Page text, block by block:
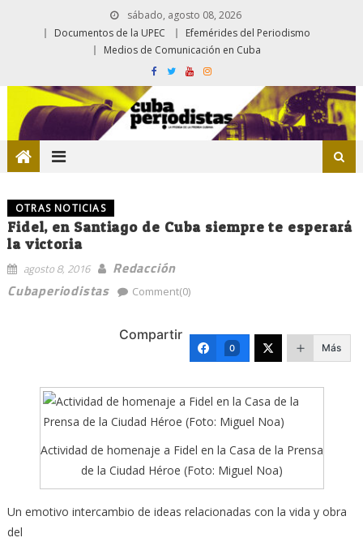
sábado, agosto 08, 2026
Documentos de la UPEC
Efemérides del Periodismo
Medios de Comunicación en Cuba
OTRAS NOTICIAS
Fidel, en Santiago de Cuba siempre te esperará
la victoria
agosto 8, 2016
Redacción
Cubaperiodistas
Comment(0)
Compartir
0 Más
Actividad de homenaje a Fidel en la Casa de la Prensa
de la Ciudad Héroe (Foto: Miguel Noa)
Un emotivo intercambio de ideas relacionadas con la vida y obra
del